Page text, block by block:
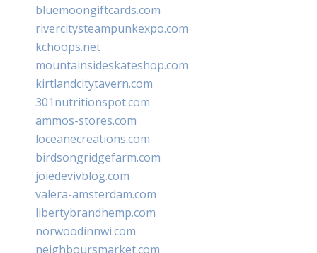
bluemoongiftcards.com
rivercitysteampunkexpo.com
kchoops.net
mountainsideskateshop.com
kirtlandcitytavern.com
301nutritionspot.com
ammos-stores.com
loceanecreations.com
birdsongridgefarm.com
joiedevivblog.com
valera-amsterdam.com
libertybrandhemp.com
norwoodinnwi.com
neighboursmarket.com